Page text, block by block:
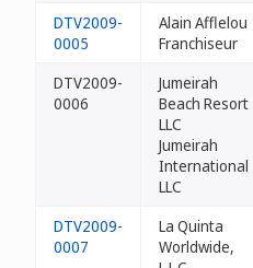
DTV2009-
0005
Alain Afflelou
Franchiseur
DTV2009-
0006
Jumeirah
Beach Resort
LLC
Jumeirah
International
LLC
DTV2009-
0007
La Quinta
Worldwide,